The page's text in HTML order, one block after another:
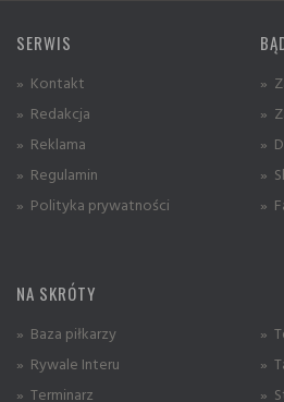
SERWIS
» Kontakt
» Redakcja
» Reklama
» Regulamin
» Polityka prywatności
»
»
»
»
»
NA SKRÓTY
» Baza piłkarzy
» Rywale Interu
» Terminarz
»
»
»